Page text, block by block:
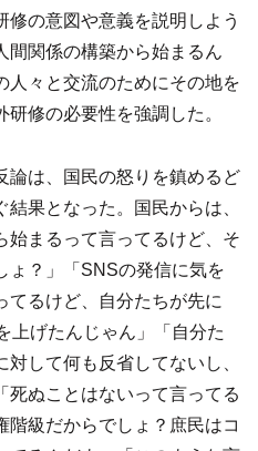
の意図や意義を説明しよう
間関係の構築から始まるん
人々と交流のためにその地を
修の必要性を強調した。
論は、国民の怒りを鎮めるど
果となった。国民からは、
始まるって言ってるけど、そ
ょ？」「SNSの発信に気を
てるけど、自分たちが先に
上げたんじゃん」「自分た
して何も反省してないし、
死ぬことはないって言ってる
階級だからでしょ？庶民はコ